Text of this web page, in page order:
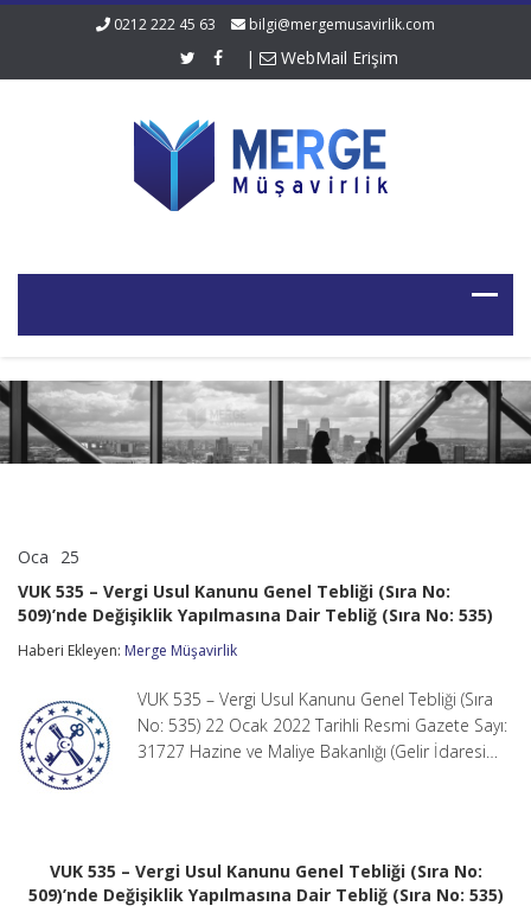
0212 222 45 63 bilgi@mergemusavirlik.com
| WebMail Erişim
Oca 25
–
Vergi
Kanunu
Tebliği
No:
509)’nde
No:
535)
VUK 535 – Vergi Usul Kanunu Genel Tebliği (Sıra No:
509)’nde Değişiklik Yapılmasına Dair Tebliğ (Sıra No: 535)
Haberi Ekleyen: Merge Müşavirlik
VUK 535 – Vergi Usul Kanunu Genel Tebliği (Sıra
No: 535) 22 Ocak 2022 Tarihli Resmi Gazete Sayı:
31727 Hazine ve Maliye Bakanlığı (Gelir İdaresi…
VUK 535 – Vergi Usul Kanunu Genel Tebliği (Sıra No:
509)’nde Değişiklik Yapılmasına Dair Tebliğ (Sıra No: 535)